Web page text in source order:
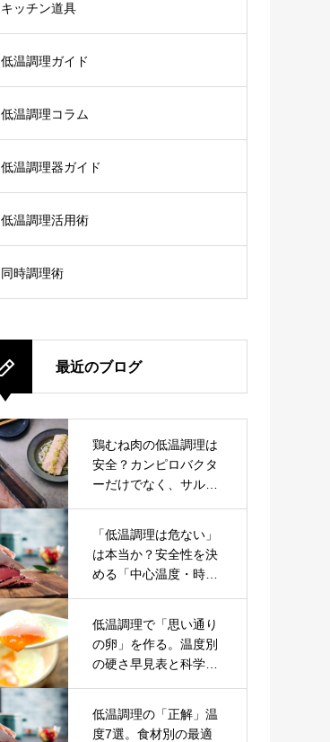
キッチン道具
低温調理ガイド
低温調理コラム
低温調理器ガイド
低温調理活用術
同時調理術
最近のブログ
鶏むね肉の低温調理は
安全？カンピロバクタ
ーだけでなく、サルモ
「低温調理は危ない」
は本当か？安全性を決
める「中心温度・時
低温調理で「思い通り
の卵」を作る。温度別
の硬さ早見表と科学的
低温調理の「正解」温
度7選。食材別の最適